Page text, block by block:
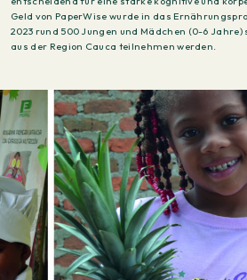
Geld von PaperWise wurde in das
2023 rund 500 Jungen und Mädchen (0-6
aus der Region Cauca teilnehmen werden.